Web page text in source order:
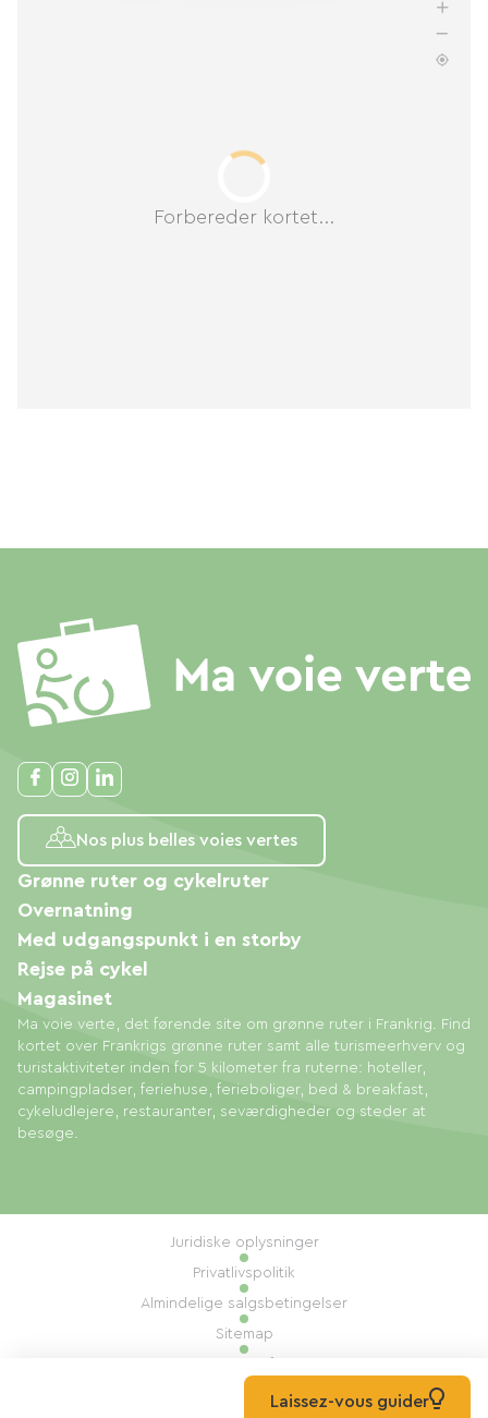
Forbereder kortet...
Nos plus belles voies vertes
Ma voie verte, det førende site om grønne ruter i Frankrig. Find
kortet over Frankrigs grønne ruter samt alle turismeerhverv og
turistaktiviteter inden for 5 kilometer fra ruterne: hoteller,
campingpladser, feriehuse, ferieboliger, bed & breakfast,
cykeludlejere, restauranter, seværdigheder og steder at
besøge.
Grønne ruter og cykelruter
Overnatning
Med udgangspunkt i en storby
Rejse på cykel
Magasinet
Juridiske oplysninger
Privatlivspolitik
Almindelige salgsbetingelser
Sitemap
Udført af: Mill, PrivasLaissez-vous guider